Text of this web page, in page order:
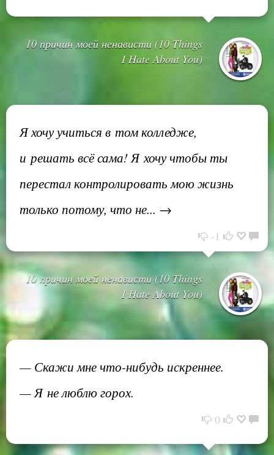
10 причин моей ненависти (10 Things
I Hate About You)
Я хочу учиться в том колледже,
и решать всё сама! Я хочу чтобы ты
перестал контролировать мою жизнь
только потому, что не... →
-1
10 причин моей ненависти (10 Things
I Hate About You)
— Скажи мне что-нибудь искреннее.
— Я не люблю горох.
0